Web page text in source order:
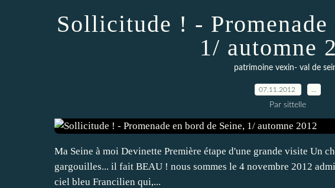
Sollicitude ! - Promenade
1/ automne
patrimoine vexin- val de
07.11.2012
Par sittelle
Ma Seine à moi Devinette Première étape d'une grande visite Un
gargouilles... il fait BEAU ! nous sommes le 4 novembre 2012
ciel bleu Francilien qui,...